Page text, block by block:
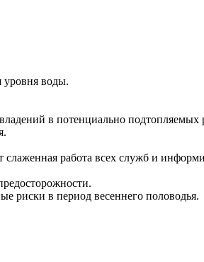
уровня воды.
в потенциально подтопляемых
работа всех служб и
риски в период весеннего половодья.